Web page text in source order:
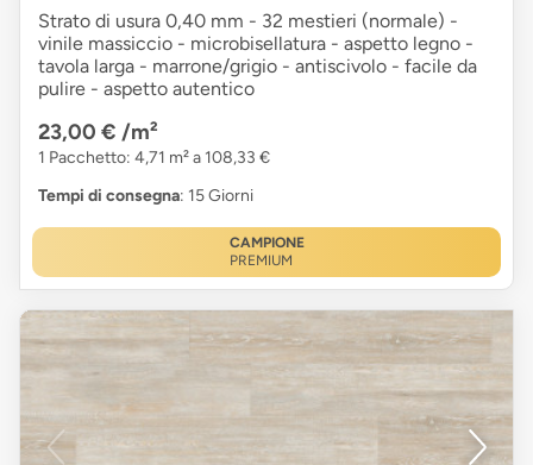
Strato di usura 0,40 mm - 32 mestieri (normale) -
vinile massiccio - microbisellatura - aspetto legno -
tavola larga - marrone/grigio - antiscivolo - facile da
pulire - aspetto autentico
23,00 € /m²
1 Pacchetto: 4,71 m² a 108,33 €
Tempi di consegna: 15 Giorni
CAMPIONE
PREMIUM